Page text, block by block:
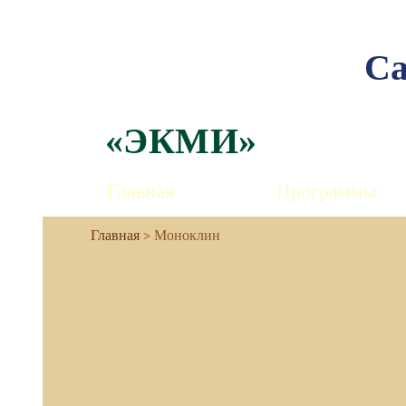
«ЭКМИ»
Главная Программы
Моноклин